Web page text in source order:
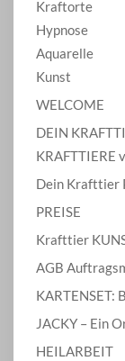
Kraftorte
Hypnose
Aquarelle
Kunst
WELCOME
DEIN
KRAFTTIERE
Dein Krafttier
PREISE
Krafttier
AGB
KARTENSET:
JACKY – Ein
HEILARBEIT